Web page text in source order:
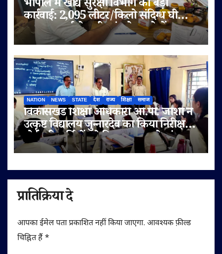
भोपाल में खाद्य सुरक्षा विभाग की बड़ी
कार्रवाई: 2,095 लीटर/किलो संदिग्ध घी
जब्त, सप्लाई चेन भी जांच के दायरे में
NATION NEWS STATE देश राज्य शिक्षा समाज
विकासखंड शिक्षा अधिकारी ओ.पी. जोशी ने
उत्कृष्ट विद्यालय जुन्नारदेव का किया निरीक्षण,
बोर्ड परीक्षार्थियों को दिए सफलता के मंत्र
प्रातिक्रिया दे
आपका ईमेल पता प्रकाशित नहीं किया जाएगा. आवश्यक फ़ील्ड
चिह्नित हैं *